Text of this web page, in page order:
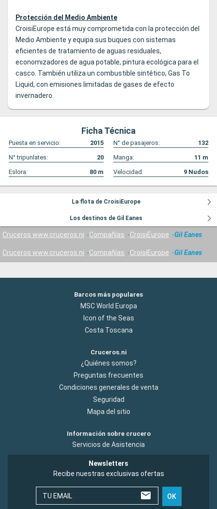
Protección del Medio Ambiente
CroisiEurope está muy comprometida con la protección del
Medio Ambiente y equipa sus buques con sistemas
eficientes de tratamiento de aguas residuales,
economizadores de agua potable, pintura ecológica para el
casco. También utiliza un combustible sintético, Gas To
Liquid, con emisiones limitadas de gases de efecto
invernadero.
Ficha Técnica
Puesta en servicio: 2015 N° de pasajeros:
132
N° tripunlates:
20 Manga: 11 m
Eslora:
80 m Velocidad: 9 Nudos
La flota de CroisiEurope
Los destinos de Gil Eanes
Cruceros www.cruceros.ni Compañías CroisiEurope Gil Eanes
Cruceros www.cruceros.ni Compañías CroisiEurope Gil Eanes
Barcos más populares
MSC World Europa
Icon of the Seas
Costa Toscana
Cruceros.ni
¿Quiénes somos?
Preguntas frecuentes
Condiciones generales de venta
Seguridad
Mapa del sitio
Información sobre crucero
Servicios de Asistencia
Newsletters
Recibe nuestras exclusivas ofertas
TU EMAIL OK